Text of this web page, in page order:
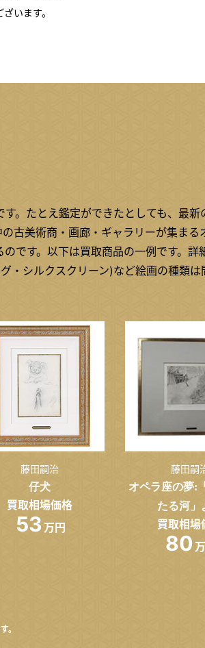
います。
。たとえ鑑定ができたとしても、最新
古美術商・画廊・ギャラリーが集まる
です。以下は買取商品の一例です。詳
・シルクスクリーン)など絵画の種類は
藤田嗣治
仔犬
買取相場価格
53 万円
藤田嗣
オペラ座の夢:
たる河」
買取相場
80
。